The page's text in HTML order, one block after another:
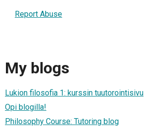
Report Abuse
My blogs
Lukion filosofia 1: kurssin tuutorointisivu
Opi blogilla!
Philosophy Course: Tutoring blog